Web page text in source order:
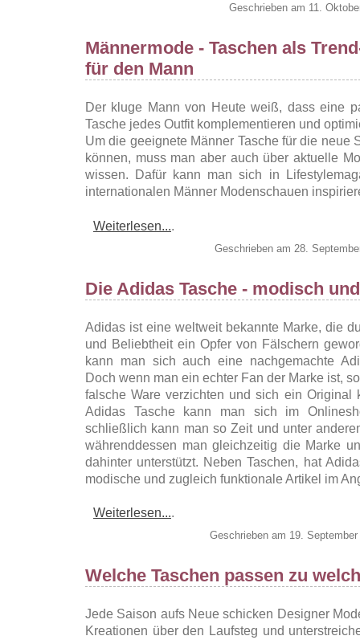
Geschrieben am 11.
Männermode - Taschen als
für den Mann
Der kluge Mann von Heute weiß, dass eine
Tasche jedes Outfit komplementieren und
Um die geeignete Männer Tasche für die neue
können, muss man aber auch über aktuelle
wissen. Dafür kann man sich in
internationalen Männer Modenschauen
Weiterlesen....
Geschrieben am 28.
Die Adidas Tasche - modisch
Adidas ist eine weltweit bekannte Marke, die
und Beliebtheit ein Opfer von Fälschern
kann man sich auch eine nachgemachte
Doch wenn man ein echter Fan der Marke ist,
falsche Ware verzichten und sich ein Original
Adidas Tasche kann man sich im
schließlich kann man so Zeit und unter
währenddessen man gleichzeitig die Marke
dahinter unterstützt. Neben Taschen, hat
modische und zugleich funktionale Artikel im
Weiterlesen....
Geschrieben am 19.
Welche Taschen passen zu
Jede Saison aufs Neue schicken Designer
Kreationen über den Laufsteg und